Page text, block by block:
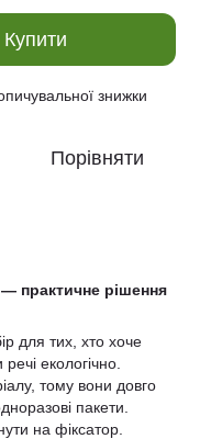
Купити
знижки
Порівняти
практичне рішення
для тих, хто хоче
екологічно.
тому вони довго
пакети.
на фіксатор.